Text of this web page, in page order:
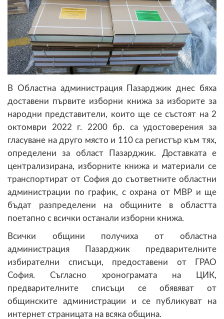
В Областна администрация Пазарджик днес бяха
доставени първите изборни книжа за изборите за
народни представители, които ще се състоят на 2
октомври 2022 г. 2200 бр. са удостоверения за
гласуване на друго място и 110 са регистър към тях,
определени за област Пазарджик. Доставката е
централизирана, изборните книжа и материали се
транспортират от София до съответните областни
администрации по график, с охрана от МВР и ще
бъдат разпределени на общините в областта
поетапно с всички останали изборни книжа.
Всички общини получиха от областна
администрация Пазарджик предварителните
избирателни списъци, предоставени от ГРАО
София. Съгласно хронограмата на ЦИК,
предварителните списъци се обявяват от
общинските администрации и се публикуват на
интернет страницата на всяка община.